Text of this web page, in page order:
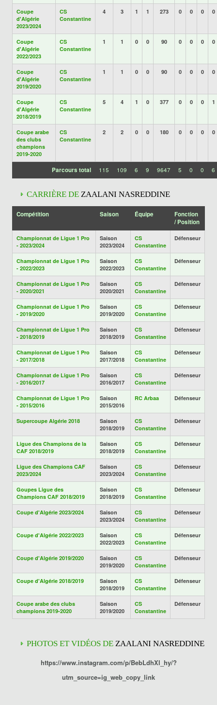
Coupe
d'Algérie
2023/2024
CS
Constantine
4 3 1 1 273 0 0 0 0
Coupe
d'Algérie
2022/2023
CS
Constantine
1 1 0 0 90 0 0 0 0
Coupe
d'Algérie
2019/2020
CS
Constantine
1 1 0 0 90 0 0 0 0
Coupe
d'Algérie
2018/2019
CS
Constantine
5 4 1 0 377 0 0 0 1
Coupe arabe
des clubs
champions
2019-2020
CS
Constantine
2 2 0 0 180 0 0 0 0
Parcours total 115 109 6 9 9647 5 0 0 6
CARRIÈRE DE ZAALANI NASREDDINE
Compétition Saison Équipe
Fonction
/ Position
Championnat de Ligue 1 Pro
- 2023/2024
Saison
2023/2024
CS
Constantine
Défenseur
Championnat de Ligue 1 Pro
- 2022/2023
Saison
2022/2023
CS
Constantine
Défenseur
Championnat de Ligue 1 Pro
- 2020/2021
Saison
2020/2021
CS
Constantine
Défenseur
Championnat de Ligue 1 Pro
- 2019/2020
Saison
2019/2020
CS
Constantine
Défenseur
Championnat de Ligue 1 Pro
- 2018/2019
Saison
2018/2019
CS
Constantine
Défenseur
Championnat de Ligue 1 Pro
- 2017/2018
Saison
2017/2018
CS
Constantine
Défenseur
Championnat de Ligue 1 Pro
- 2016/2017
Saison
2016/2017
CS
Constantine
Défenseur
Championnat de Ligue 1 Pro
- 2015/2016
Saison
2015/2016
RC Arbaa Défenseur
Supercoupe Algérie 2018
Saison
2018/2019
CS
Constantine
Défenseur
Ligue des Champions de la
CAF 2018/2019
Saison
2018/2019
CS
Constantine
Défenseur
Ligue des Champions CAF
2023/2024
Saison
2023/2024
CS
Constantine
Défenseur
Goupes Ligue des
Champions CAF 2018/2019
Saison
2018/2019
CS
Constantine
Défenseur
Coupe d'Algérie 2023/2024
Saison
2023/2024
CS
Constantine
Défenseur
Coupe d'Algérie 2022/2023
Saison
2022/2023
CS
Constantine
Défenseur
Coupe d'Algérie 2019/2020
Saison
2019/2020
CS
Constantine
Défenseur
Coupe d'Algérie 2018/2019
Saison
2018/2019
CS
Constantine
Défenseur
Coupe arabe des clubs
champions 2019-2020
Saison
2019/2020
CS
Constantine
Défenseur
PHOTOS ET VIDÉOS DE ZAALANI NASREDDINE
https://www.instagram.com/p/BebLdhXl_hy/?
utm_source=ig_web_copy_link